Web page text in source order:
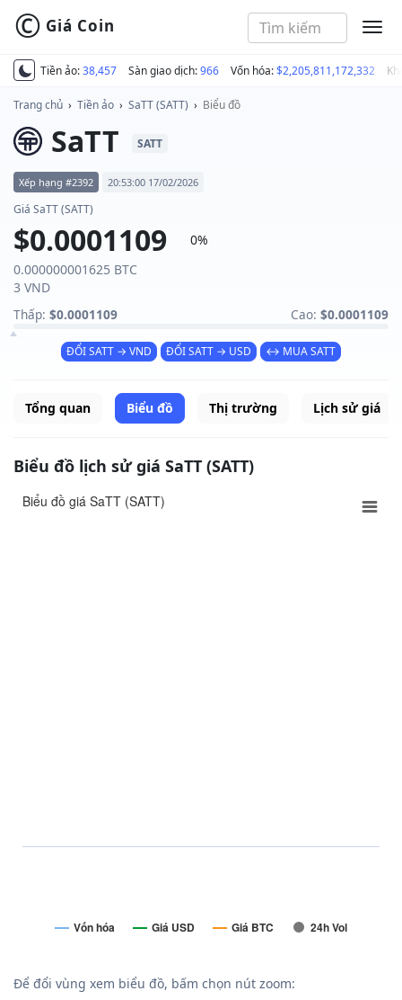
Tiền ảo:38,457 Sàn giao dịch:966 Vốn hóa:$2,205,811,172,332
© Giá Coin
Trang chủ › Tiền ảo › SaTT (SATT) › Biểu đồ
SaTT SATT
Xếp hạng #2392 20:53:00 17/02/2026
Giá SaTT (SATT)
$0.0001109
0%
0.000000001625 BTC
3 VND
Thấp: $0.0001109 Cao: $0.0001109
ĐỔI SATT → VND ĐỔI SATT → USD ↔ MUA SATT
Tổng quan Biểu đồ Thị trường Lịch sử giá
Biểu đồ lịch sử giá SaTT (SATT)
Biểu đồ giá SaTT (SATT)
Vốn hóa Giá USD Giá BTC 24h Vol
Để đổi vùng xem biểu đồ, bấm chọn nút zoom: